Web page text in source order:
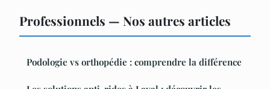
Professionnels — Nos autres articles
Podologie vs orthopédie : comprendre la différence